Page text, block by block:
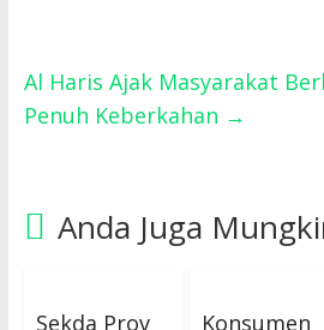
Al Haris Ajak Masyarakat
Penuh Keberkahan →
Anda Juga
Sekda Prov Konsumen